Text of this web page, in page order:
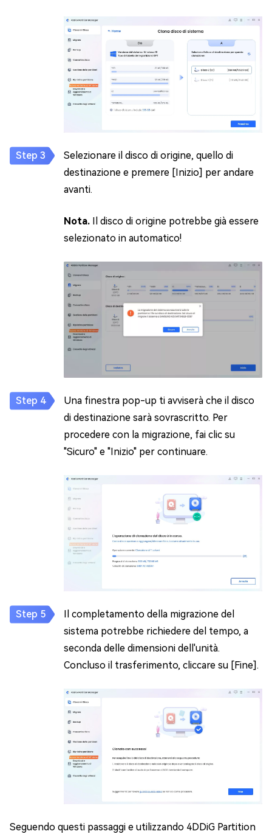
Selezionare il disco di origine, quello di
destinazione e premere [Inizio] per andare
avanti.
Nota. Il disco di origine potrebbe già essere
selezionato in automatico!
Una finestra pop-up ti avviserà che il disco
di destinazione sarà sovrascritto. Per
procedere con la migrazione, fai clic su
"Sicuro" e "Inizio" per continuare.
Il completamento della migrazione del
sistema potrebbe richiedere del tempo, a
seconda delle dimensioni dell'unità.
Concluso il trasferimento, cliccare su [Fine].
Seguendo questi passaggi e utilizzando 4DDiG Partition